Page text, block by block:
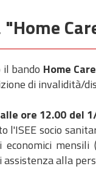
bando Home
di invalidità/
ore 12.00 del
l'ISEE socio
alla